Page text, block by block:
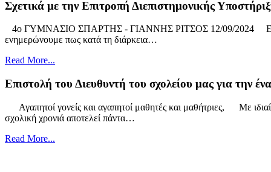
Σχετικά με την Επιτροπή Διεπιστημονικής
4ο ΓΥΜΝΑΣΙΟ ΣΠΑΡΤΗΣ - ΓΙΑΝΝΗΣ ΡΙΤΣΟΣ 12/09/
ενημερώνουμε πως κατά τη διάρκεια…
Read More...
Επιστολή του Διευθυντή του σχολείου μας για την
Αγαπητοί γονείς και αγαπητοί μαθητές και μαθήτριες, Με
σχολική χρονιά αποτελεί πάντα…
Read More...